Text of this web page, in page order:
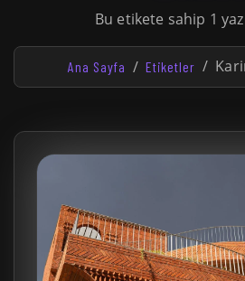
Bu etikete sahip 1
Ana Sayfa Etiketler